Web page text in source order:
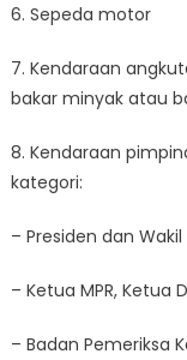
6. Sepeda motor
7. Kendaraan
bakar minyak atau
8. Kendaraan
kategori:
– Presiden dan Wakil
– Ketua MPR, Ketua
– Badan Pemeriksa